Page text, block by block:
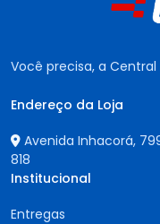
Você precisa, a Central
Endereço da Loja
Avenida Inhacorá,
818
Institucional
Entregas